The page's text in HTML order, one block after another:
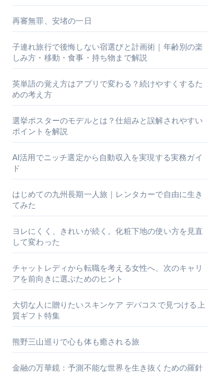
再審無罪、安堵の一日
子連れ旅行で後悔しない宿選びと計画術｜年齢別の楽
しみ方・移動・食事・持ち物まで解説
英単語の覚え方はアプリで変わる？続けやすくするた
めの考え方
選挙ポスターのモデルとは？仕組みと誤解されやすい
ポイントを解説
AI活用でニッチ選定から自動収入を実現する実務ガイ
ド
はじめての九州長期一人旅｜レンタカーで自由に生き
てみた
ヨレにくく、きれいが続く。化粧下地の使い方を見直
して変わった
チャットレディから転職を考える女性へ、次のキャリ
アを前向きに選ぶためのヒント
大切な人に贈りたいスキンケア デパコスで見つける上
質ギフト特集
熊野三山巡りで心も体も癒される旅
金融の万華鏡：予測不能な世界を生き抜くための羅針